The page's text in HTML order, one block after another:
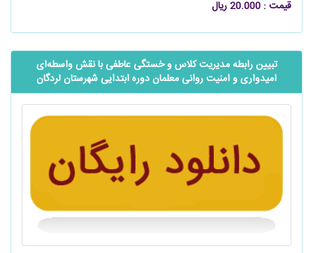
قیمت : 20.000 ریال
ﺗﺒﯿﯿﻦ ﺭﺍﺑﻄﻪ ﻣﺪﯾﺮﯾﺖ ﮐﻼس ﻭ ﺧﺴﺘﮕﯽ ﻋﺎﻃﻔﯽ ﺑﺎ ﻧﻘﺶ ﻭﺍﺳﻄﻪ‌‌‌‌ای
ﺍﻣﯿﺪﻭﺍﺭی ﻭ ﺍﻣﻨﯿﺖ ﺭﻭﺍﻧﯽ ﻣﻌﻠﻤﺎﻥ دﻭﺭه ﺍﺑﺘﺪﺍﯾﯽ ﺷﻬﺮﺳﺘﺎﻥ ﻟﺮدﮔﺎﻥ